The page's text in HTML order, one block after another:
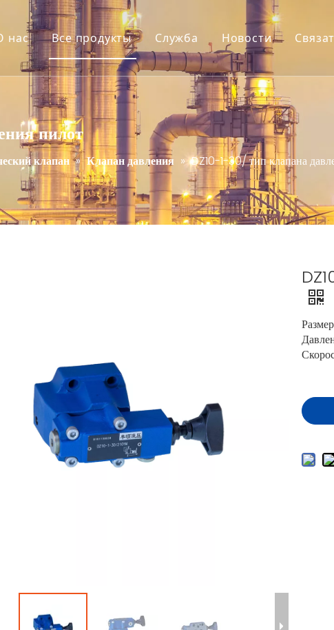
нас Все продукты Служба Новости
пилот
клапан » Клапан давления » DZ10-1-30/ тип клапана